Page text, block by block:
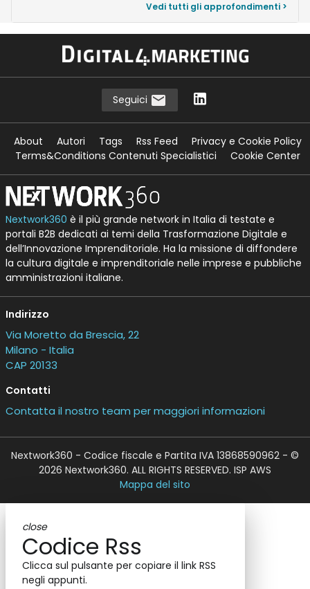
Vedi tutti gli approfondimenti >
Seguici
About Autori Tags Rss Feed
Privacy e Cookie Policy
Terms&Conditions Contenuti Specialistici
Cookie Center
Nextwork360 è il più grande network in Italia di testate e
portali B2B dedicati ai temi della Trasformazione Digitale e
dell’Innovazione Imprenditoriale. Ha la missione di diffondere
la cultura digitale e imprenditoriale nelle imprese e pubbliche
amministrazioni italiane.
Indirizzo
Via Moretto da Brescia, 22
Milano - Italia
CAP 20133
Contatti
Contatta il nostro team per maggiori informazioni
Nextwork360 - Codice fiscale e Partita IVA 13868590962 - ©
2026 Nextwork360. ALL RIGHTS RESERVED. ISP AWS
Mappa del sito
close
Codice Rss
Clicca sul pulsante per copiare il link RSS
negli appunti.